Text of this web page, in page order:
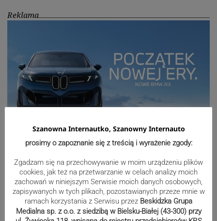
Reklama
Sport
Mistrzowie świata z MCK Żywiec!
ZDJĘCIA
Szanowna Internautko, Szanowny Internauto
prosimy o zapoznanie się z treścią i wyrażenie zgody:
Zgadzam się na przechowywanie w moim urządzeniu plików
cookies, jak też na przetwarzanie w celach analizy moich
zachowań w niniejszym Serwisie moich danych osobowych,
zapisywanych w tych plikach, pozostawianych przeze mnie w
ramach korzystania z Serwisu przez Beskidzka Grupa
Medialna sp. z o.o. z siedzibą w Bielsku-Białej (43-300) przy